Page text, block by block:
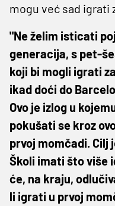
mogu već sad igrati
"Ne želim isticati
generacija, s pet-
koji bi mogli igrati
ikad doći do
Ovo je izlog u
pokušati se kroz
prvoj momčadi. Cilj
Školi imati što više
će, na kraju,
li igrati u prvoj